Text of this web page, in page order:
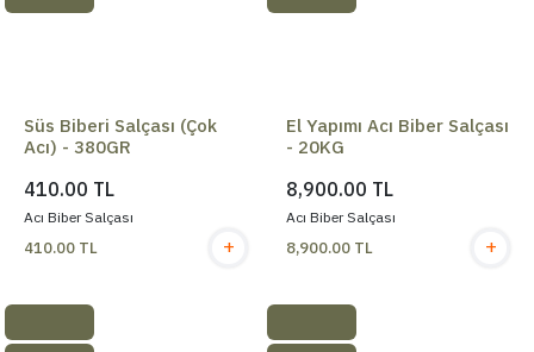
Süs Biberi Salçası (Çok
Acı) - 380GR
410.00 TL
Acı Biber Salçası
410.00 TL +
El Yapımı Acı Biber Salçası
- 20KG
8,900.00 TL
Acı Biber Salçası
8,900.00 TL +